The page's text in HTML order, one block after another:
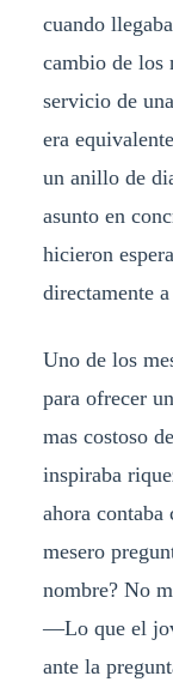
cuando
cambio de los
servicio de
era
un anillo de
asunto en
hicieron
directamente
Uno de los
para ofrecer
mas costoso
inspiraba
ahora
mesero
nombre? No
—Lo que el
ante la